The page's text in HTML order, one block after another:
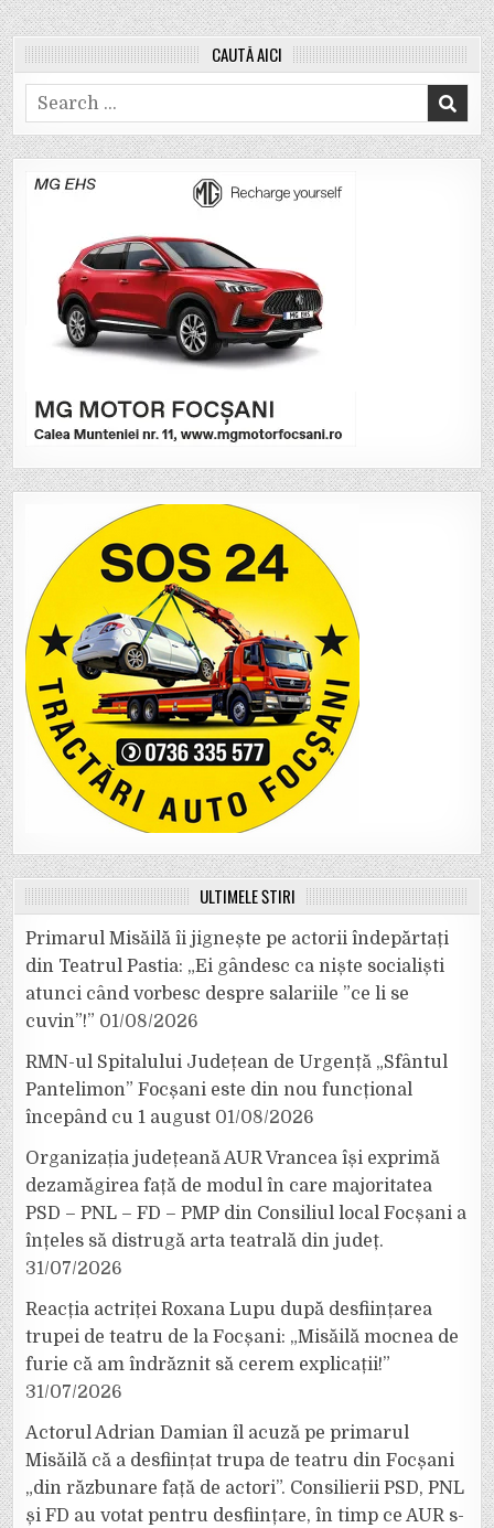
CAUTĂ AICI
Search
for:
ULTIMELE ȘTIRI
Primarul Misăilă îi jignește pe actorii îndepărtați
din Teatrul Pastia: „Ei gândesc ca niște socialiști
atunci când vorbesc despre salariile ”ce li se
cuvin”!” 01/08/2026
RMN-ul Spitalului Județean de Urgență „Sfântul
Pantelimon” Focșani este din nou funcțional
începând cu 1 august 01/08/2026
Organizația județeană AUR Vrancea își exprimă
dezamăgirea față de modul în care majoritatea
PSD – PNL – FD – PMP din Consiliul local Focșani a
înțeles să distrugă arta teatrală din județ.
31/07/2026
Reacția actriței Roxana Lupu după desființarea
trupei de teatru de la Focșani: „Misăilă mocnea de
furie că am îndrăznit să cerem explicații!”
31/07/2026
Actorul Adrian Damian îl acuză pe primarul
Misăilă că a desființat trupa de teatru din Focșani
„din răzbunare față de actori”. Consilierii PSD, PNL
și FD au votat pentru desființare, în timp ce AUR s-